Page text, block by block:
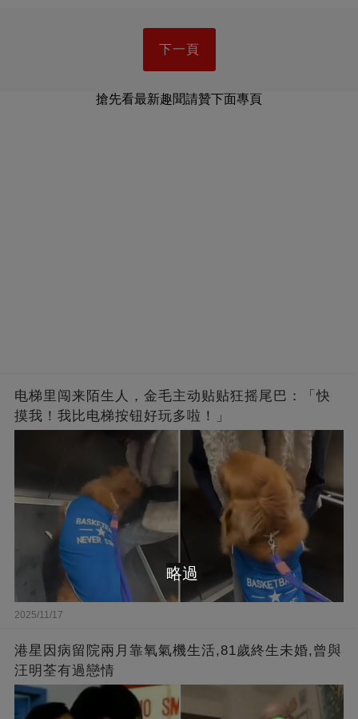
下一頁
搶先看最新趣聞請贊下面專頁
电梯里闯来陌生人，金毛主动贴贴狂摇尾巴：「快
摸我！我比电梯按钮好玩多啦！」
2025/11/17
港星因病留院兩月靠氧氣機生活,81歲終生未婚,曾與
汪明荃有過戀情
略過